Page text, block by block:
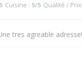
Cuisine : 5/5 Qualité / Prix
tres agreable adresse!